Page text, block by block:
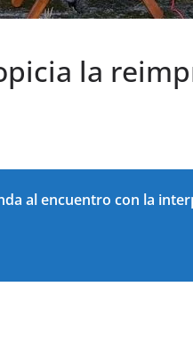
la
al encuentro con la